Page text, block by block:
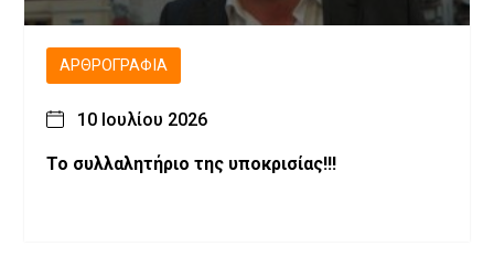
ΑΡΘΡΟΓΡΑΦΊΑ
10 Ιουλίου 2026
Το συλλαλητήριο της υποκρισίας!!!